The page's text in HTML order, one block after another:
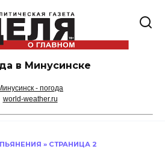
в Минусинске
- погода
world-weather.ru
» СТРАНИЦА 2